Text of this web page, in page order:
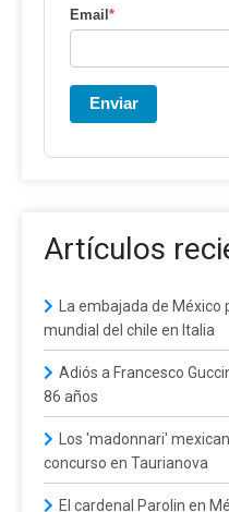
Email *
Enviar
Artículos
La embajada de México
mundial del chile en Italia
Adiós a Francesco
86 años
Los 'madonnari'
concurso en Taurianova
El cardenal Parolin en